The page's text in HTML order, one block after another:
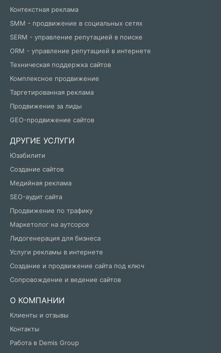
Контекстная реклама
SMM - продвижение в социальных сетях
SERM - управление репутацией в поиске
ORM - управление репутацией в интернете
Техническая поддержка сайтов
Комплексное продвижение
Таргетированная реклама
Продвижение за лиды
GEO-продвижение сайтов
ДРУГИЕ УСЛУГИ
Юзабилити
Создание сайтов
Медийная реклама
SEO-аудит сайта
Продвижение по трафику
Маркетолог на аутсорсе
Лидогенерация для бизнеса
Услуги рекламы в интернете
Создание и продвижение сайта под ключ
Сопровождение и ведение сайтов
О КОМПАНИИ
Клиенты и отзывы
Контакты
Работа в Demis Group